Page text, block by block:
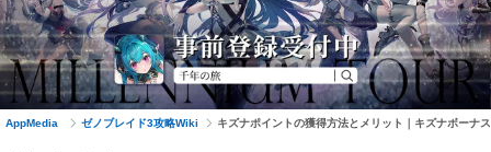
AppMedia ゼノブレイド3攻略Wiki キズナポイントの獲得方法とメリット｜キズナボーナ